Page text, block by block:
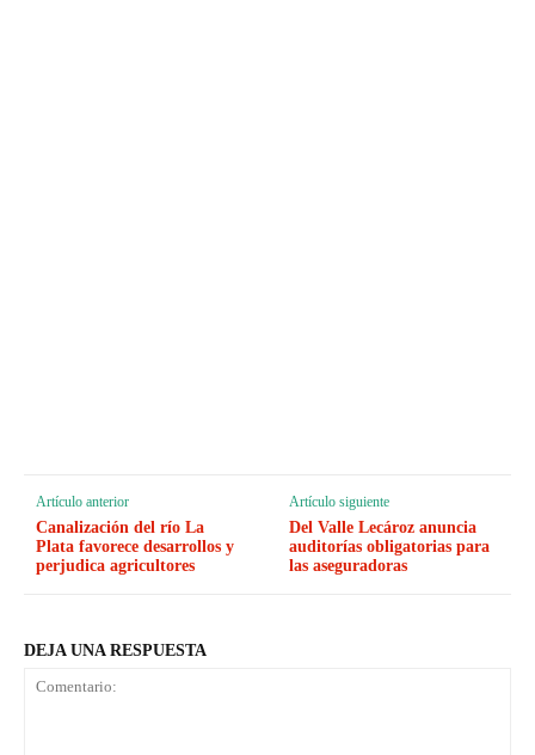
Artículo anterior
Canalización del río La
Plata favorece desarrollos y
perjudica agricultores
Artículo siguiente
Del Valle Lecároz anuncia
auditorías obligatorias para
las aseguradoras
DEJA UNA RESPUESTA